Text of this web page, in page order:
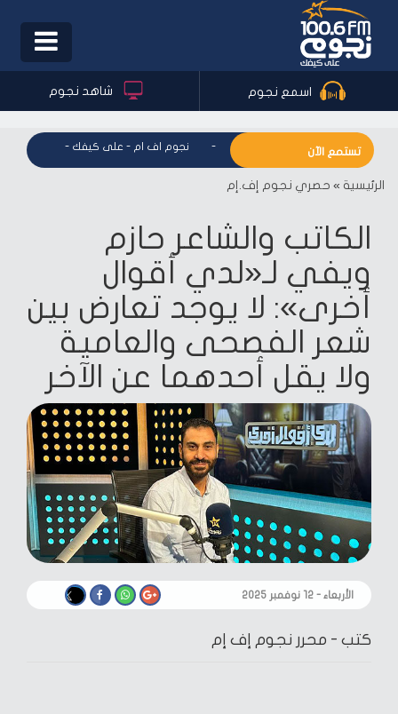
Toggle
اسمع نجوم شاهد نجوم
تستمع الآن
نجوم اف ام - على كيفك - نجوم اف ام - على كيفك نجوم اف
الرئيسية » حصري نجوم إف.إم
الكاتب والشاعر حازم
ويفي لـ«لدي أقوال
أخرى»: لا يوجد تعارض بين
شعر الفصحى والعامية
ولا يقل أحدهما عن الآخر
الأربعاء - ١٢ نوفمبر ٢٠٢٥
كتب - محرر نجوم إف إم